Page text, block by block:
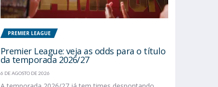
PREMIER LEAGUE
Premier League: veja as odds para o título
da temporada 2026/27
6 DE AGOSTO DE 2026